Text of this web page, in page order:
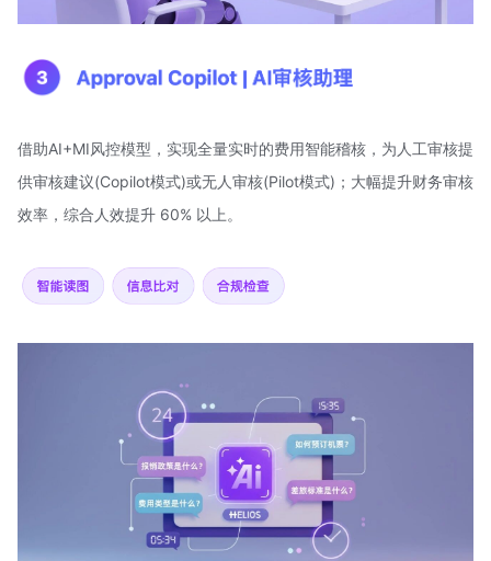
借助AI+MI风控模型，实现全量实时的费用智能稽核，为人工审核提
供审核建议(Copilot模式)或无人审核(Pilot模式)；大幅提升财务审核
效率，综合人效提升 60% 以上。